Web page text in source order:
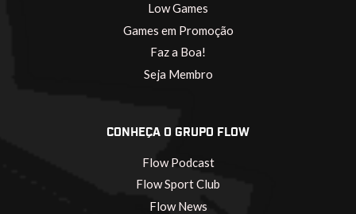
Low Games
Games em Promoção
Faz a Boa!
Seja Membro
CONHEÇA O GRUPO FLOW
Flow Podcast
Flow Sport Club
Flow News